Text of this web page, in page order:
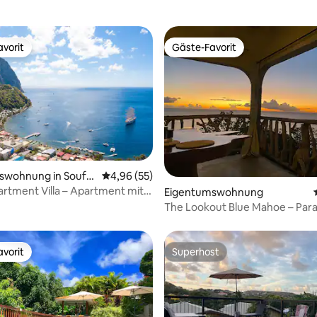
4,93 von 5, 27 Bewertungen
in Soufri
Durchschnittliche Bewertung: 4,96 von 5,
4,96 (55)
Villa – Apartment mit
Gäste-Favorit
Gäste-Favorit
Eigentumswohnung
The Lookout Blue Mahoe –
Superhost
Superhost